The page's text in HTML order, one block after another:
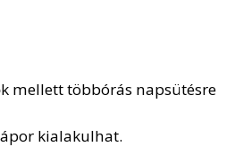
mellett többórás napsütésre
kialakulhat.